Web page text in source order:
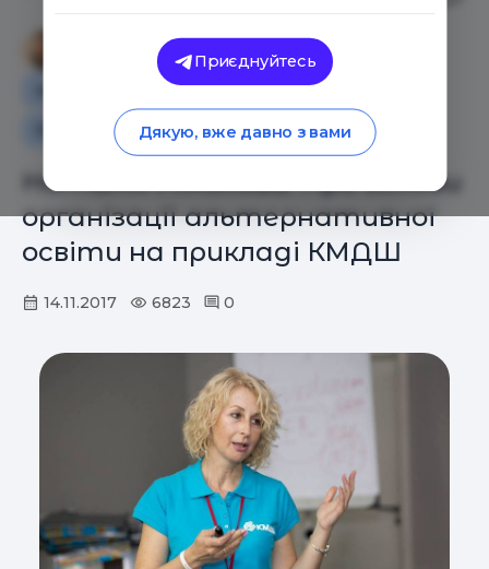
Марія Іващенко
Освіта в Україні
Оглядові статті
Наталія Лімонова: Про основи
організації альтернативної
освіти на прикладі КМДШ
14.11.2017 6823 0
Приєднуйтесь
Дякую, вже давно з вами